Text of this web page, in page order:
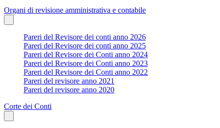
Organi di revisione amministrativa e contabile
Pareri del Revisore dei conti anno 2026
Pareri del Revisore dei conti anno 2025
Pareri del Revisore dei Conti anno 2024
Pareri del Revisore dei Conti anno 2023
Pareri del Revisore dei Conti anno 2022
Pareri del revisore anno 2021
Pareri del revisore anno 2020
Corte dei Conti